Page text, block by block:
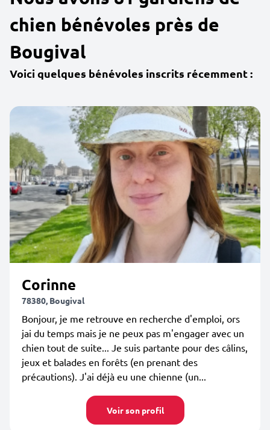
chien bénévoles près de
Bougival
Voici quelques bénévoles inscrits récemment :
Corinne
78380, Bougival
Bonjour, je me retrouve en recherche d'emploi, ors
jai du temps mais je ne peux pas m'engager avec un
chien tout de suite... Je suis partante pour des câlins,
jeux et balades en forêts (en prenant des
précautions). J'ai déjà eu une chienne (un...
Voir son profil